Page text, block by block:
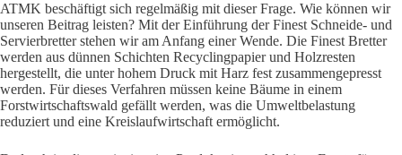
ATMK beschäftigt sich regelmäßig mit dieser Frage. Wie können wir
unseren Beitrag leisten? Mit der Einführung der Finest Schneide- und
Servierbretter stehen wir am Anfang einer Wende. Die Finest Bretter
werden aus dünnen Schichten Recyclingpapier und Holzresten
hergestellt, die unter hohem Druck mit Harz fest zusammengepresst
werden. Für dieses Verfahren müssen keine Bäume in einem
Forstwirtschaftswald gefällt werden, was die Umweltbelastung
reduziert und eine Kreislaufwirtschaft ermöglicht.